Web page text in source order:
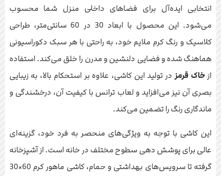
انتخابی ایده‌آل برای فضاهای داخلی منزل شما محسوب
می‌شود. این محصول با ابعاد 30 در 60 سانتی‌متر، طراحی
کلاسیک و رنگ کرم ملایم خود، به راحتی با هر سبک دکوراسیونی
هماهنگ شده و فضایی دلنشین و مدرن را خلق می‌کند. استفاده
ازخاک قرمزدر تولید این کاشی، علاوه بر استحکام بالا، به زیبایی
بصری آن نیز می‌افزاید و لعاب ترانس با کیفیت آن، درخشندگی و
ماندگاری رنگ را تضمین می‌کند.
این کاشی با توجه به ویژگی‌های منحصر به فرد خود، گزینه‌ای
عالی برای پوشش دهی سطوح مختلف در خانه است. از آشپزخانه
گرفته تا سرویس‌های بهداشتی و حمام، کاشی ماهور کرم 60×30